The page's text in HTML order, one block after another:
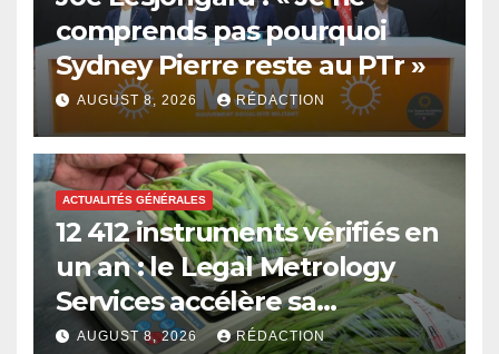
comprends pas pourquoi
Sydney Pierre reste au PTr »
AUGUST 8, 2026 RÉDACTION
ACTUALITÉS GÉNÉRALES
12 412 instruments vérifiés en
un an : le Legal Metrology
Services accélère sa
modernisation
AUGUST 8, 2026 RÉDACTION